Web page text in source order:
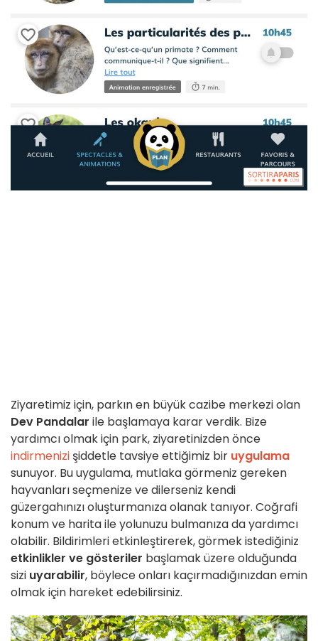
Ziyaretimiz için, parkın en büyük cazibe merkezi olan
Dev Pandalar ile başlamaya karar verdik. Bize
yardımcı olmak için park, ziyaretinizden önce
indirmenizi şiddetle tavsiye ettiğimiz bir uygulama
sunuyor. Bu uygulama, mutlaka görmeniz gereken
hayvanları seçmenize ve dilerseniz kendi
güzergahınızı oluşturmanıza olanak tanıyor. Coğrafi
konum ve harita ile yolunuzu bulmanıza da yardımcı
olabilir. Bildirimleri etkinleştirerek, görmek istediğiniz
etkinlikler ve gösteriler başlamak üzere olduğunda
sizi uyarabilir, böylece onları kaçırmadığınızdan emin
olmak için hareket edebilirsiniz.